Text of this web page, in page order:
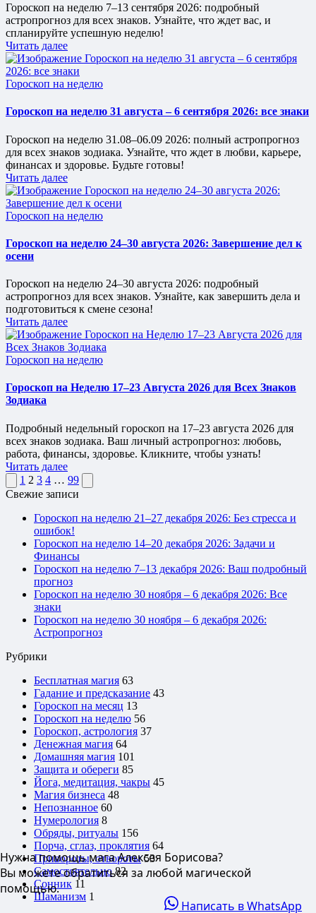
Нужна помощь мага Алексея Борисова?
Вы можете обратиться за любой магической
помощью.
Написать в WhatsApp
Гороскоп на неделю 7–13 сентября 2026: подробный
астропрогноз для всех знаков. Узнайте, что ждет вас, и
спланируйте успешную неделю!
Читать далее
Опубликовано
Гороскоп на неделю
Гороскоп на неделю 31 августа – 6 сентября 2026: все знаки
Гороскоп на неделю 31.08–06.09 2026: полный астропрогноз
для всех знаков зодиака. Узнайте, что ждет в любви, карьере,
финансах и здоровье. Будьте готовы!
Читать далее
Опубликовано
Гороскоп на неделю
Гороскоп на неделю 24–30 августа 2026: Завершение дел к
осени
Гороскоп на неделю 24–30 августа 2026: подробный
астропрогноз для всех знаков. Узнайте, как завершить дела и
подготовиться к смене сезона!
Читать далее
Опубликовано
Гороскоп на неделю
Гороскоп на Неделю 17–23 Августа 2026 для Всех Знаков
Зодиака
Подробный недельный гороскоп на 17–23 августа 2026 для
всех знаков зодиака. Ваш личный астропрогноз: любовь,
работа, финансы, здоровье. Кликните, чтобы узнать!
Читать далее
Пагинация
записей
Предыдущая
страница
1 2 3 4 … 99 Следующая
страница
Свежие записи
Гороскоп на неделю 21–27 декабря 2026: Без стресса и
ошибок!
Гороскоп на неделю 14–20 декабря 2026: Задачи и
Финансы
Гороскоп на неделю 7–13 декабря 2026: Ваш подробный
прогноз
Гороскоп на неделю 30 ноября – 6 декабря 2026: Все
знаки
Гороскоп на неделю 30 ноября – 6 декабря 2026:
Астропрогноз
Рубрики
Бесплатная магия 63
Гадание и предсказание 43
Гороскоп на месяц 13
Гороскоп на неделю 56
Гороскоп, астрология 37
Денежная магия 64
Домашняя магия 101
Защита и обереги 85
Йога, медитация, чакры 45
Магия бизнеса 48
Непознанное 60
Нумерология 8
Обряды, ритуалы 156
Порча, сглаз, проклятия 64
Привороты, отвороты 53
Самостоятельно 82
Сонник 11
Шаманизм 1